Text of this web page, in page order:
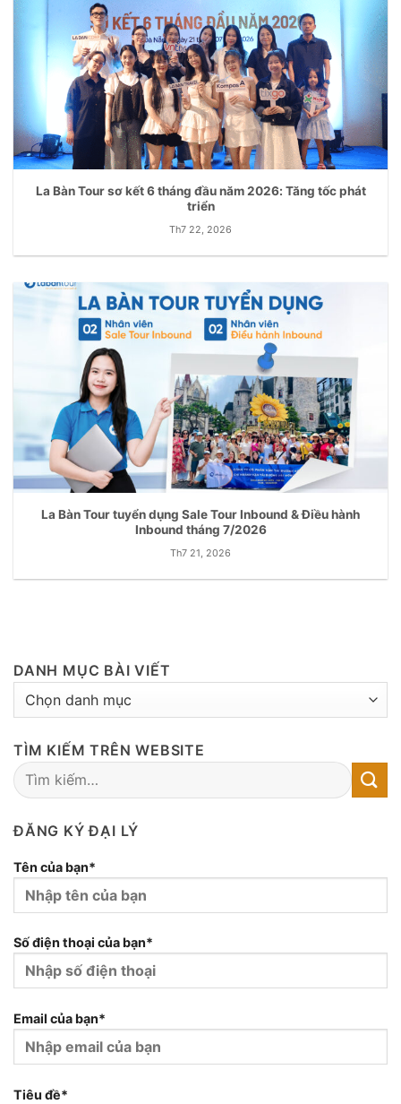
La Bàn Tour sơ kết 6 tháng đầu năm 2026: Tăng tốc phát
triển
Th7 22, 2026
La Bàn Tour tuyển dụng Sale Tour Inbound & Điều hành
Inbound tháng 7/2026
Th7 21, 2026
DANH MỤC BÀI VIẾT
DANH
VIẾT
TÌM KIẾM TRÊN WEBSITE
ĐĂNG KÝ ĐẠI LÝ
Tên của bạn*
Số điện thoại của bạn*
Email của bạn*
Tiêu đề*